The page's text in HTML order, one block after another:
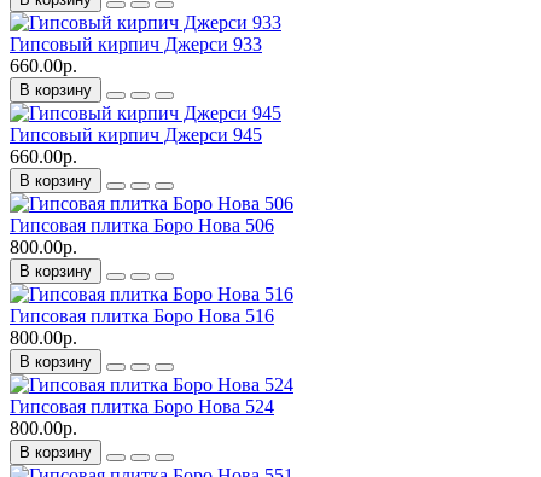
Гипсовый кирпич Джерси 933
660.00р.
В корзину
Гипсовый кирпич Джерси 945
660.00р.
В корзину
Гипсовая плитка Боро Нова 506
800.00р.
В корзину
Гипсовая плитка Боро Нова 516
800.00р.
В корзину
Гипсовая плитка Боро Нова 524
800.00р.
В корзину